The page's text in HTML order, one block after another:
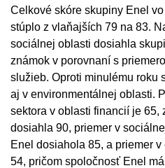
Celkové skóre skupiny Enel
stúplo z vlaňajších 79 na 83.
sociálnej oblasti dosiahla
známok v porovnaní s
služieb. Oproti minulému roku
aj v environmentálnej oblasti.
sektora v oblasti financií je 65,
dosiahla 90, priemer v
Enel dosiahola 85, a priemer
54, pričom spoločnosť Enel